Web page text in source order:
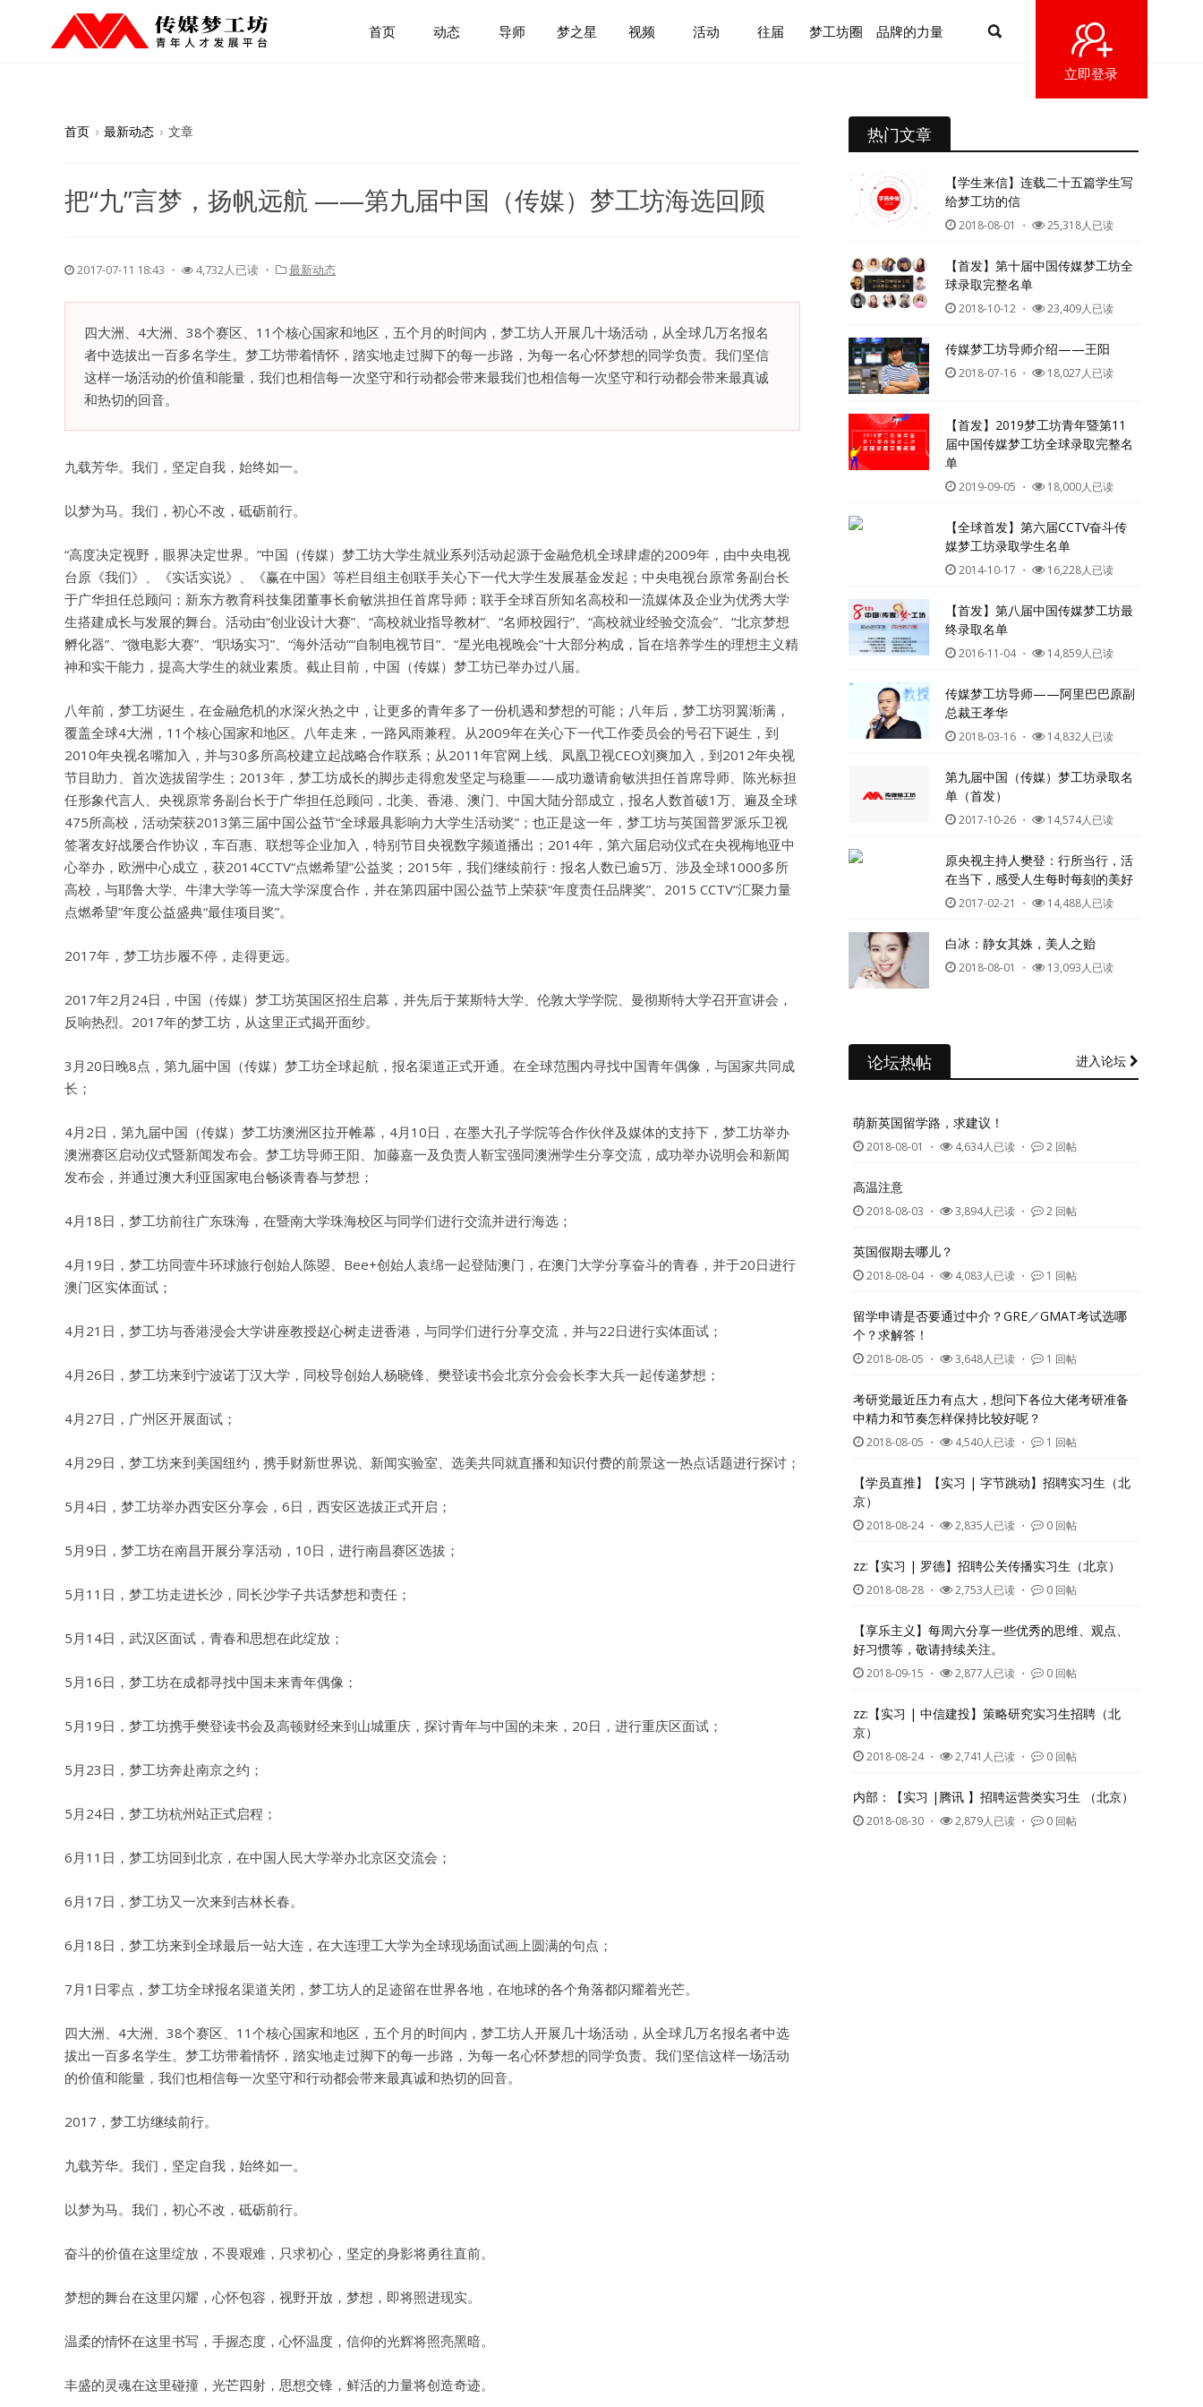
立即登录
首页 动态 导师 梦之星 视频 活动 往届 梦工坊圈 品牌的力量
首页 › 最新动态 › 文章
把“九”言梦，扬帆远航 ——第九届中国（传媒）梦工坊海选回顾
2017-07-11 18:43 ・ 4,732人已读 ・ 最新动态
四大洲、4大洲、38个赛区、11个核心国家和地区，五个月的时间内，梦工坊人开展几十场活动，从全球几万名报名
者中选拔出一百多名学生。梦工坊带着情怀，踏实地走过脚下的每一步路，为每一名心怀梦想的同学负责。我们坚信
这样一场活动的价值和能量，我们也相信每一次坚守和行动都会带来最我们也相信每一次坚守和行动都会带来最真诚
和热切的回音。
九载芳华。我们，坚定自我，始终如一。
以梦为马。我们，初心不改，砥砺前行。
“高度决定视野，眼界决定世界。”中国（传媒）梦工坊大学生就业系列活动起源于金融危机全球肆虐的2009年，由中央电视
台原《我们》、《实话实说》、《赢在中国》等栏目组主创联手关心下一代大学生发展基金发起；中央电视台原常务副台长
于广华担任总顾问；新东方教育科技集团董事长俞敏洪担任首席导师；联手全球百所知名高校和一流媒体及企业为优秀大学
生搭建成长与发展的舞台。活动由“创业设计大赛”、“高校就业指导教材”、“名师校园行”、“高校就业经验交流会”、“北京梦想
孵化器”、“微电影大赛”、“职场实习”、“海外活动”“自制电视节目”、“星光电视晚会”十大部分构成，旨在培养学生的理想主义精
神和实干能力，提高大学生的就业素质。截止目前，中国（传媒）梦工坊已举办过八届。
八年前，梦工坊诞生，在金融危机的水深火热之中，让更多的青年多了一份机遇和梦想的可能；八年后，梦工坊羽翼渐满，
覆盖全球4大洲，11个核心国家和地区。八年走来，一路风雨兼程。从2009年在关心下一代工作委员会的号召下诞生，到
2010年央视名嘴加入，并与30多所高校建立起战略合作联系；从2011年官网上线、凤凰卫视CEO刘爽加入，到2012年央视
节目助力、首次选拔留学生；2013年，梦工坊成长的脚步走得愈发坚定与稳重——成功邀请俞敏洪担任首席导师、陈光标担
任形象代言人、央视原常务副台长于广华担任总顾问，北美、香港、澳门、中国大陆分部成立，报名人数首破1万、遍及全球
475所高校，活动荣获2013第三届中国公益节“全球最具影响力大学生活动奖”；也正是这一年，梦工坊与英国普罗派乐卫视
签署友好战屡合作协议，车百惠、联想等企业加入，特别节目央视数字频道播出；2014年，第六届启动仪式在央视梅地亚中
心举办，欧洲中心成立，获2014CCTV“点燃希望”公益奖；2015年，我们继续前行：报名人数已逾5万、涉及全球1000多所
高校，与耶鲁大学、牛津大学等一流大学深度合作，并在第四届中国公益节上荣获“年度责任品牌奖”、2015 CCTV“汇聚力量
点燃希望”年度公益盛典“最佳项目奖”。
2017年，梦工坊步履不停，走得更远。
2017年2月24日，中国（传媒）梦工坊英国区招生启幕，并先后于莱斯特大学、伦敦大学学院、曼彻斯特大学召开宣讲会，
反响热烈。2017年的梦工坊，从这里正式揭开面纱。
3月20日晚8点，第九届中国（传媒）梦工坊全球起航，报名渠道正式开通。在全球范围内寻找中国青年偶像，与国家共同成
长；
4月2日，第九届中国（传媒）梦工坊澳洲区拉开帷幕，4月10日，在墨大孔子学院等合作伙伴及媒体的支持下，梦工坊举办
澳洲赛区启动仪式暨新闻发布会。梦工坊导师王阳、加藤嘉一及负责人靳宝强同澳洲学生分享交流，成功举办说明会和新闻
发布会，并通过澳大利亚国家电台畅谈青春与梦想；
4月18日，梦工坊前往广东珠海，在暨南大学珠海校区与同学们进行交流并进行海选；
4月19日，梦工坊同壹牛环球旅行创始人陈曌、Bee+创始人袁绵一起登陆澳门，在澳门大学分享奋斗的青春，并于20日进行
澳门区实体面试；
4月21日，梦工坊与香港浸会大学讲座教授赵心树走进香港，与同学们进行分享交流，并与22日进行实体面试；
4月26日，梦工坊来到宁波诺丁汉大学，同校导创始人杨晓锋、樊登读书会北京分会会长李大兵一起传递梦想；
4月27日，广州区开展面试；
4月29日，梦工坊来到美国纽约，携手财新世界说、新闻实验室、选美共同就直播和知识付费的前景这一热点话题进行探讨；
5月4日，梦工坊举办西安区分享会，6日，西安区选拔正式开启；
5月9日，梦工坊在南昌开展分享活动，10日，进行南昌赛区选拔；
5月11日，梦工坊走进长沙，同长沙学子共话梦想和责任；
5月14日，武汉区面试，青春和思想在此绽放；
5月16日，梦工坊在成都寻找中国未来青年偶像；
5月19日，梦工坊携手樊登读书会及高顿财经来到山城重庆，探讨青年与中国的未来，20日，进行重庆区面试；
5月23日，梦工坊奔赴南京之约；
5月24日，梦工坊杭州站正式启程；
6月11日，梦工坊回到北京，在中国人民大学举办北京区交流会；
6月17日，梦工坊又一次来到吉林长春。
6月18日，梦工坊来到全球最后一站大连，在大连理工大学为全球现场面试画上圆满的句点；
7月1日零点，梦工坊全球报名渠道关闭，梦工坊人的足迹留在世界各地，在地球的各个角落都闪耀着光芒。
四大洲、4大洲、38个赛区、11个核心国家和地区，五个月的时间内，梦工坊人开展几十场活动，从全球几万名报名者中选
拔出一百多名学生。梦工坊带着情怀，踏实地走过脚下的每一步路，为每一名心怀梦想的同学负责。我们坚信这样一场活动
的价值和能量，我们也相信每一次坚守和行动都会带来最真诚和热切的回音。
2017，梦工坊继续前行。
九载芳华。我们，坚定自我，始终如一。
以梦为马。我们，初心不改，砥砺前行。
奋斗的价值在这里绽放，不畏艰难，只求初心，坚定的身影将勇往直前。
梦想的舞台在这里闪耀，心怀包容，视野开放，梦想，即将照进现实。
温柔的情怀在这里书写，手握态度，心怀温度，信仰的光辉将照亮黑暗。
丰盛的灵魂在这里碰撞，光芒四射，思想交锋，鲜活的力量将创造奇迹。
热门文章
【学生来信】连载二十五篇学生写
给梦工坊的信
2018-08-01 ・ 25,318人已读
【首发】第十届中国传媒梦工坊全
球录取完整名单
2018-10-12 ・ 23,409人已读
传媒梦工坊导师介绍——王阳
2018-07-16 ・ 18,027人已读
【首发】2019梦工坊青年暨第11
届中国传媒梦工坊全球录取完整名
单
2019-09-05 ・ 18,000人已读
【全球首发】第六届CCTV奋斗传
媒梦工坊录取学生名单
2014-10-17 ・ 16,228人已读
【首发】第八届中国传媒梦工坊最
终录取名单
2016-11-04・ 14,859人已读
传媒梦工坊导师——阿里巴巴原副
总裁王孝华
2018-03-16 ・ 14,832人已读
第九届中国（传媒）梦工坊录取名
单（首发）
2017-10-26 ・ 14,574人已读
原央视主持人樊登：行所当行，活
在当下，感受人生每时每刻的美好
2017-02-21 ・ 14,488人已读
白冰：静女其姝，美人之贻
2018-08-01 ・ 13,093人已读
论坛热帖 进入论坛
萌新英国留学路，求建议！
2018-08-01 ・ 4,634人已读 ・ 2 回帖
高温注意
2018-08-03 ・ 3,894人已读 ・ 2 回帖
英国假期去哪儿？
2018-08-04・ 4,083人已读 ・ 1 回帖
留学申请是否要通过中介？GRE／GMAT考试选哪
个？求解答！
2018-08-05 ・ 3,648人已读 ・ 1 回帖
考研党最近压力有点大，想问下各位大佬考研准备
中精力和节奏怎样保持比较好呢？
2018-08-05 ・ 4,540人已读 ・ 1 回帖
【学员直推】【实习 | 字节跳动】招聘实习生（北
京）
2018-08-24・ 2,835人已读 ・ 0 回帖
zz:【实习 | 罗德】招聘公关传播实习生（北京）
2018-08-28 ・ 2,753人已读 ・ 0 回帖
【享乐主义】每周六分享一些优秀的思维、观点、
好习惯等，敬请持续关注。
2018-09-15 ・ 2,877人已读 ・ 0 回帖
zz:【实习 | 中信建投】策略研究实习生招聘（北
京）
2018-08-24・ 2,741人已读 ・ 0 回帖
内部：【实习 |腾讯 】招聘运营类实习生 （北京）
2018-08-30 ・ 2,879人已读 ・ 0 回帖